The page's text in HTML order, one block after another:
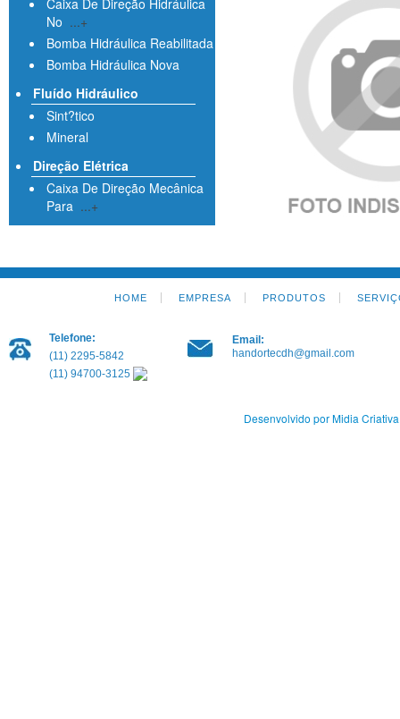
Caixa De Direção Hidráulica
No ...+
Bomba Hidráulica Reabilitada
Bomba Hidráulica Nova
Fluído Hidráulico
Sint?tico
Mineral
Direção Elétrica
Caixa De Direção Mecânica
Para ...+
HOME EMPRESA PRODUTOS
Telefone:
(11) 2295-5842
(11) 94700-3125
Email:
handortecdh@gmail.com
Desenvolvido por Midia